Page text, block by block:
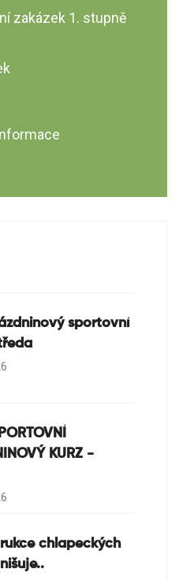
zakázek 1. stupně
sportovní
KURZ -
chlapeckých